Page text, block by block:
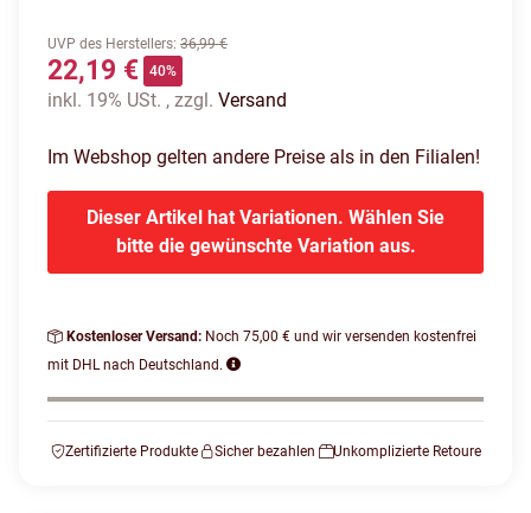
UVP des Herstellers: 36,99 €
22,19 € 40%
inkl. 19% USt. , zzgl. Versand
Im Webshop gelten andere Preise als in den Filialen!
Dieser Artikel hat Variationen. Wählen Sie
bitte die gewünschte Variation aus.
Kostenloser Versand: Noch 75,00 € und wir versenden kostenfrei
mit DHL nach Deutschland.
Zertifizierte Produkte Sicher bezahlen Unkomplizierte Retoure